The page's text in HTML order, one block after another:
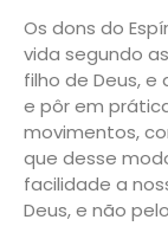
Os dons do
vida segundo
filho de Deus,
e pôr em
movimentos,
que desse
facilidade a
Deus, e não